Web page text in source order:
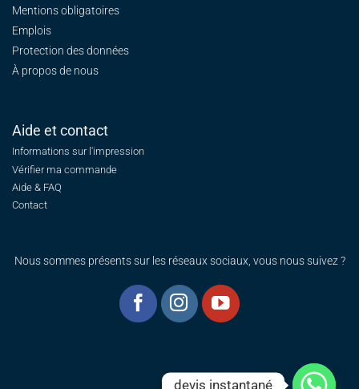
Mentions obligatoires
Emplois
Protection des données
À propos de nous
Aide et contact
Informations sur l'impression
Vérifier ma commande
Aide & FAQ
Contact
Nous sommes présents sur les réseaux sociaux, vous nous suivez ?
devis instantané